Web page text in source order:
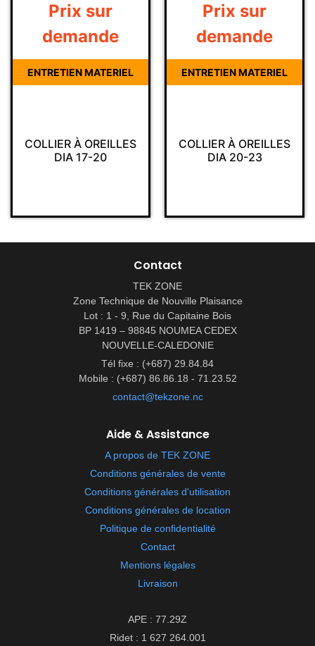
COLLIER À OREILLES
DIA 17-20
Prix sur
demande
ENTRETIEN MATERIEL
COLLIER À OREILLES
DIA 20-23
Prix sur
demande
ENTRETIEN MATERIEL
Contact
TEK ZONE
Zone Technique de Nouville Plaisance
Lot : 1 - 9, Rue du Capitaine Bois
BP 1419 – 98845 NOUMEA CEDEX
NOUVELLE-CALEDONIE
Tél fixe : (+687) 29.84.84
Mobile : (+687) 86.86.18 - 71.23.52
contact@tekzone.nc
Aide & Assistance
A propos de TEK ZONE
Conditions générales de vente
Conditions générales d'utilisation
Conditions générales de location
Politique de confidentialité
Contact
Mentions légales
Livraison
APE : 77.29Z
Ridet : 1 627 264.001